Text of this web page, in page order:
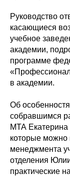
Руководство
касающиеся
учебное
академии,
программе
в академии.
Об
собравшимся
МТА Екатерина
которые можно
менеджмента
отделения
практические